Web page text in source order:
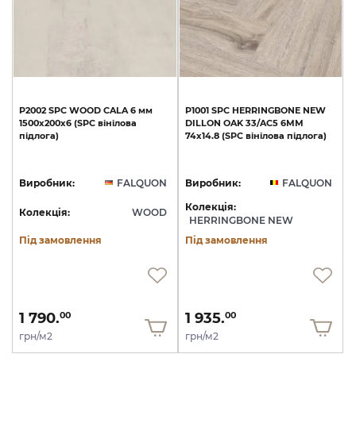
P2002 SPC WOOD CALA 6 мм
1500х200х6 (SPC вінілова
підлога)
Виробник: FALQUON
Колекція: WOOD
Під замовлення
1 790.00
грн/м2
P1001 SPC HERRINGBONE NEW
DILLON OAK 33/AC5 6ММ
74х14.8 (SPC вінілова підлога)
Виробник:
FALQUON
Колекція:
HERRINGBONE NEW
Під замовлення
1 935.00
грн/м2